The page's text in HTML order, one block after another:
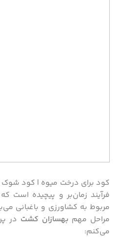
کود برای درخت میوه | کود شوک
فرآیند زمان‌بر و پیچیده است
مربوط به کشاورزی و باغبانی
مراحل مهم بهسازان کشت در
می‌کنم: